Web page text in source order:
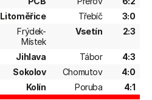
Litoměřice Třebíč
3:0
Frýdek-
Místek
Vsetín 2:3
Jihlava Tábor
4:3
Sokolov Chomutov
4:0
Kolín Poruba
4:1